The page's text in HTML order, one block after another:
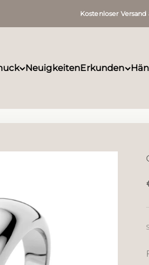
Kostenloser Versand
NeuigkeitenErkunden